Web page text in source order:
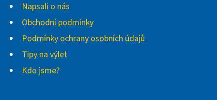
Napsali o nás
Obchodní podmínky
Podmínky ochrany osobních údajů
Tipy na výlet
Kdo jsme?